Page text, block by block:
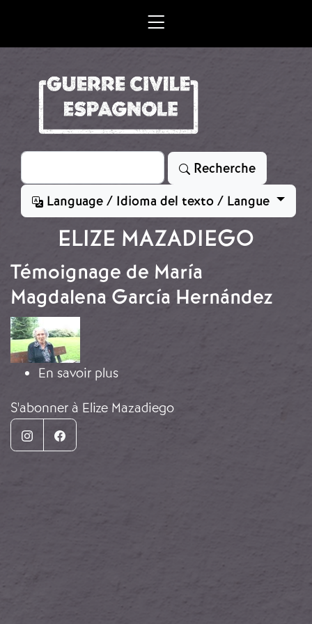
Rechercher
Recherche
Language / Idioma del texto / Langue
ELIZE MAZADIEGO
Témoignage de María
Magdalena García Hernández
Image
En savoir plussur Témoignage de María
S'abonner à Elize Mazadiego
InstagramFacebook